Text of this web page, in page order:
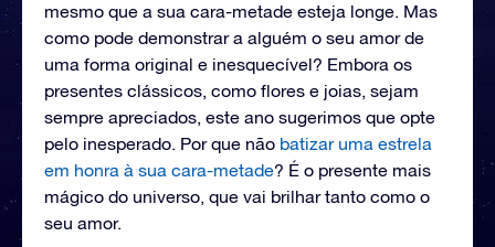
mesmo que a sua cara-metade esteja longe. Mas
como pode demonstrar a alguém o seu amor de
uma forma original e inesquecível? Embora os
presentes clássicos, como flores e joias, sejam
sempre apreciados, este ano sugerimos que opte
pelo inesperado. Por que não batizar uma estrela
em honra à sua cara-metade? É o presente mais
mágico do universo, que vai brilhar tanto como o
seu amor.